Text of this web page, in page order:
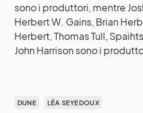
sono i produttori, mentre
Herbert W. Gains, Brian
Herbert, Thomas Tull,
John Harrison sono i
DUNE LÉA SEYEDOUX